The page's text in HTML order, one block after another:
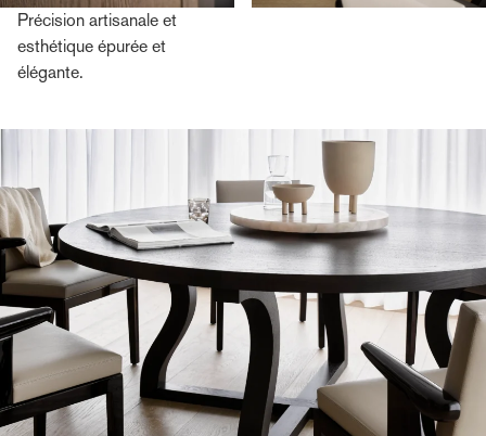
Précision artisanale et
esthétique épurée et
élégante.